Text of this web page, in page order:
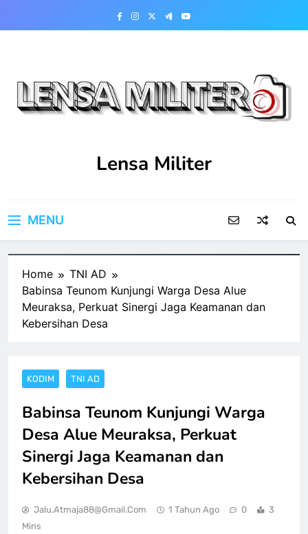
Lensa Militer
MENU
Home
TNI AD
Babinsa Teunom Kunjungi Warga Desa Alue
Meuraksa, Perkuat Sinergi Jaga Keamanan dan
Kebersihan Desa
KODIM TNI AD
Babinsa Teunom Kunjungi Warga
Desa Alue Meuraksa, Perkuat
Sinergi Jaga Keamanan dan
Kebersihan Desa
Jalu.atmaja88@gmail.com 1 Tahun Ago 0
3
Mins